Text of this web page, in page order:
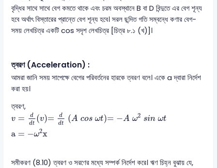
বৃদ্ধির সাথে সাথে বেগ কমতে থাকে এবং চরম অবস্থানে B বা D বিন্দুতে এর বেগ শূন্য
হবে অর্থাৎ বিস্তারের প্রান্তে বেগ শূন্য হবে। সরল ছন্দিত গতি সম্বন্ধে কণার বেগ-
সময় লেখচিত্র একটি cos সদৃশ লেখচিত্র [চিত্র ৮.১ (খ)]।
ত্বরণ (Acceleration) :
আমরা জানি সময় সাপেক্ষে বেগের পরিবর্তনের হারকে ত্বরণ বলে। একে a দ্বারা নির্দেশ
করা হয়।
ত্বরণ,
v =
d
dt (v)=
d
dt (A cos ωt)= −A ω2 sin ωt
a = −ω2x
v= d d tv = dt A c t= ω s n a
সমীকরণ (8.10) ত্বরণ ও সরণের মধ্যে সম্পর্ক নির্দেশ করে। ঋণ চিহ্ন বুঝায় যে,